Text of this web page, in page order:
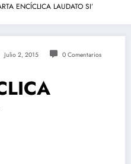
ENCÍCLICA LAUDATO SI’
Julio 2, 2015 0 Comentarios